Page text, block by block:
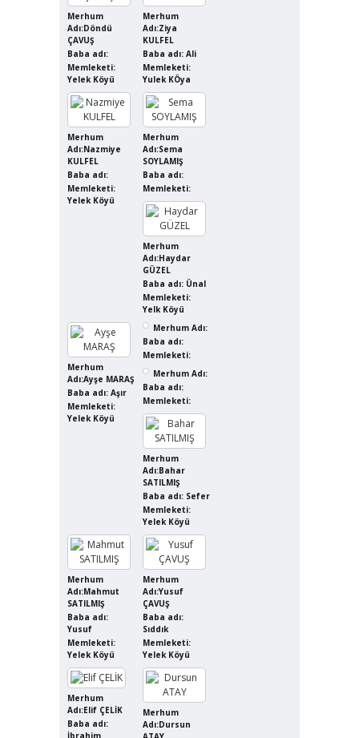
Merhum
Adı:Döndü
ÇAVUŞ
Baba adı:
Memleketi:
Yelek Köyü
Merhum
Adı:Ziya
KULFEL
Baba adı: Ali
Memleketi:
Yulek KÖya
Merhum
Adı:Nazmiye
KULFEL
Baba adı:
Memleketi:
Yelek Köyü
Merhum
Adı:Sema
SOYLAMIŞ
Baba adı:
Memleketi:
Merhum
Adı:Haydar
GÜZEL
Baba adı: Ünal
Memleketi:
Yelk Köyü
Merhum
Adı:Ayşe MARAŞ
Baba adı: Aşır
Memleketi:
Yelek Köyü
Merhum Adı:
Baba adı:
Memleketi:
Merhum Adı:
Baba adı:
Memleketi:
Merhum
Adı:Bahar
SATILMIŞ
Baba adı: Sefer
Memleketi:
Yelek Köyü
Merhum
Adı:Mahmut
SATILMIŞ
Baba adı:
Yusuf
Memleketi:
Yelek Köyü
Merhum
Adı:Yusuf
ÇAVUŞ
Baba adı:
Sıddık
Memleketi:
Yelek Köyü
Merhum
Adı:Elif ÇELİK
Baba adı:
İbrahim
Merhum
Adı:Dursun